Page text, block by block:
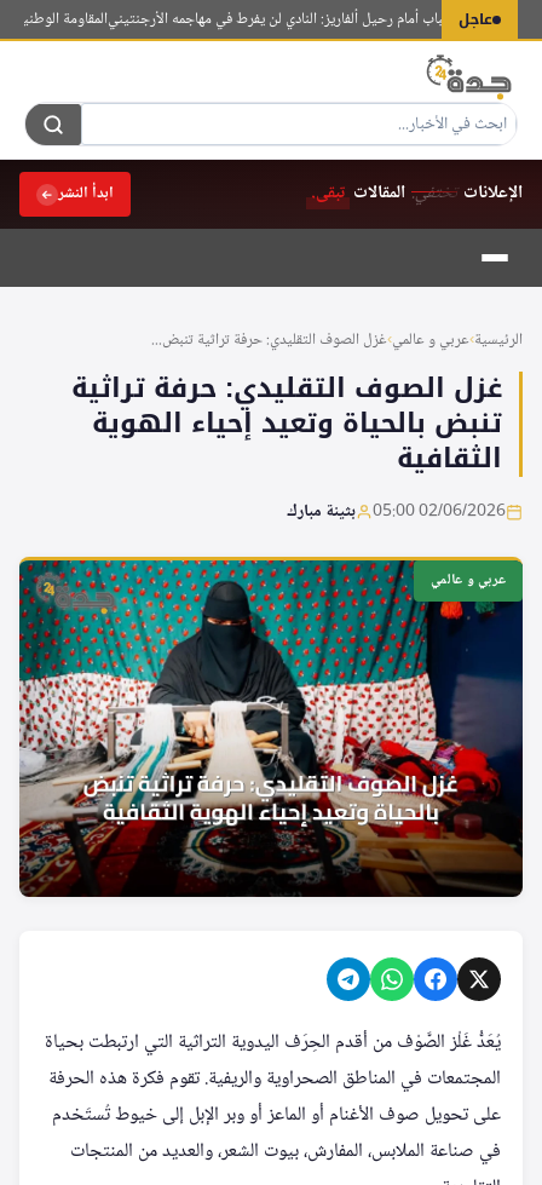
عاجل
يغلق الباب أمام رحيل ألفاريز: النادي لن يفرط في مهاجمه الأرجنتينيالمقاومة الوطنية
الإعلانات تختفي.المقالات تبقى. ابدأ النشر
التجاوز
المحتوى
الرئيسية›عربي و عالمي›غزل الصوف التقليدي: حرفة تراثية تنبض...
غزل الصوف التقليدي: حرفة تراثية
تنبض بالحياة وتعيد إحياء الهوية
الثقافية
02/06/2026 05:00 بثينة مبارك
عربي و عالمي
يُعَدُّ غَلْز الصَّوْف من أقدم الحِرَف اليدوية التراثية التي ارتبطت بحياة
المجتمعات في المناطق الصحراوية والريفية. تقوم فكرة هذه الحرفة
على تحويل صوف الأغنام أو الماعز أو وبر الإبل إلى خيوط تُستَخدم
في صناعة الملابس، المفارش، بيوت الشعر، والعديد من المنتجات